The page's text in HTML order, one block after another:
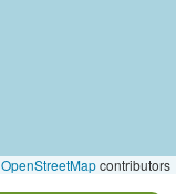
OpenStreetMapcontributors